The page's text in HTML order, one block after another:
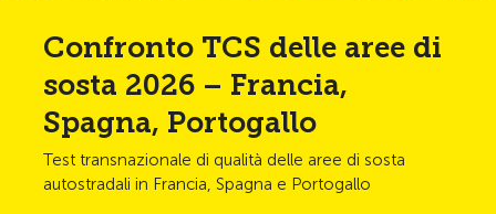
Confronto TCS delle aree di
sosta 2026 – Francia,
Spagna, Portogallo
Test transnazionale di qualità delle aree di sosta
autostradali in Francia, Spagna e Portogallo